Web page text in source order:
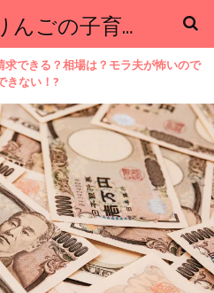
しんママ☆りんごの子育てブログ
できる？相場は？モラ夫が怖いので
きない！?